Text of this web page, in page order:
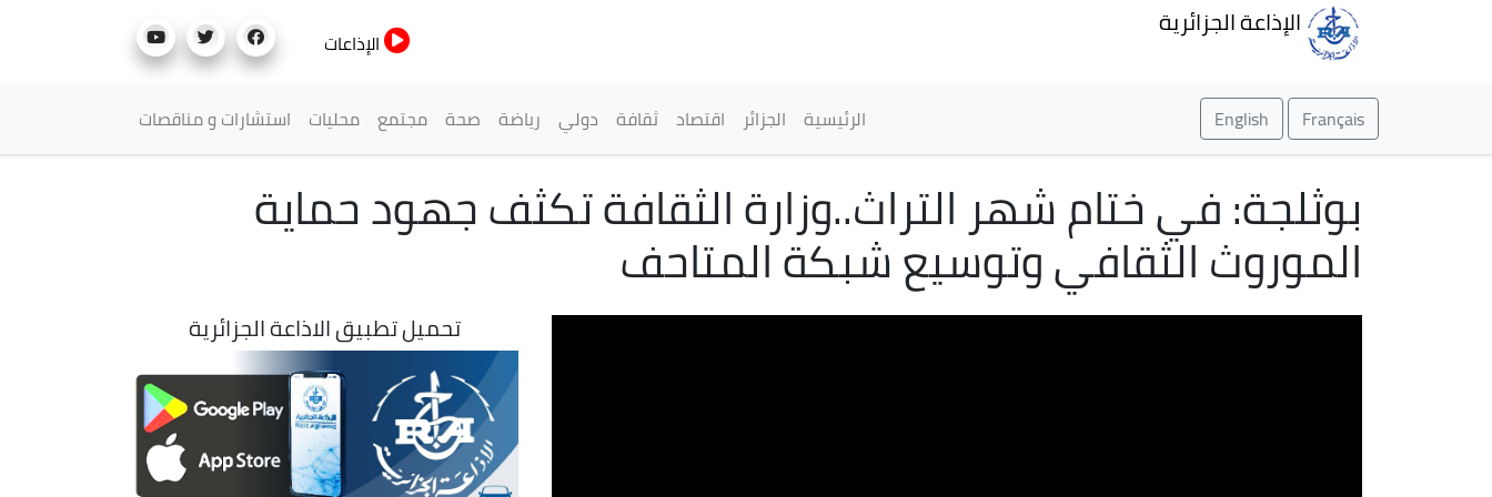
الإذاعة الجزائرية
الإذاعات
Français
English القائمة الرئيسية
الرئيسية الجزائر اقتصاد ثقافة دولي رياضة صحة مجتمع محليات استشارات و مناقصات
بوثلجة: في ختام شهر التراث..وزارة الثقافة تكثف جهود حماية
الموروث الثقافي وتوسيع شبكة المتاحف
تحميل تطبيق الاذاعة الجزائرية